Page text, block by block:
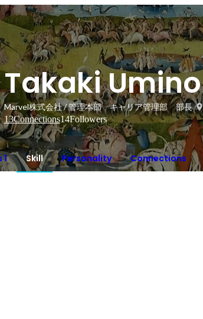
Takaki Umino
Marvel株式会社 / 管理本部 キャリア管理部 部長
13Connections14Followers
1 Skill Personality Connections